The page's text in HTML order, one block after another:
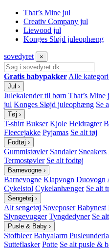
That’s Mine jul
Creativ Company jul
Liewood jul
Konges Sløjd juleophæng
sovedyret ×
Gratis babypakker Alle
Jul ›
Julekalender til børn That’s Mine
jul Konges Sløjd juleophæng Se
Tøj ›
T-shirt Bukser Kjole Heldragter
Fleecejakke Pyjamas Se alt tøj
Fodtøj ›
Gummistøvler Sandaler Sneakers
Termostøvler Se alt fodtøj
Barnevogne ›
Barnevogne Klapvogn Duovogn
Cykelstol Cykelanhænger Se alt
Sengetøj ›
Alt sengetøj Soveposer Babynest
Slyngevugger Tyngdedyner Se
Pusle & Baby ›
Stofbleer Babyalarm
Sutteflasker Potte Se alt pusle &